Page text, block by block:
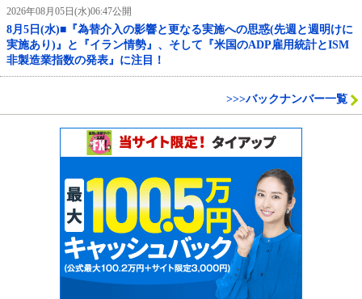
2026年08月05日(水)06:47公開
8月5日(水)■『為替介入の影響と更なる実施への思惑(先週と週明けに
実施あり)』と『イラン情勢』、そして『米国のADP雇用統計とISM
非製造業指数の発表』に注目！
>>>バックナンバー一覧